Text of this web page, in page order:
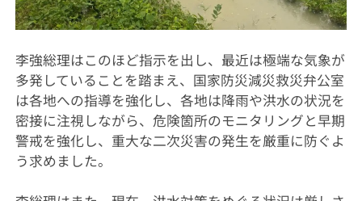
李強総理はこのほど指示を出し、最近は極端な気象が
多発していることを踏まえ、国家防災減災救災弁公室
は各地への指導を強化し、各地は降雨や洪水の状況を
密接に注視しながら、危険箇所のモニタリングと早期
警戒を強化し、重大な二次災害の発生を厳重に防ぐよ
う求めました。